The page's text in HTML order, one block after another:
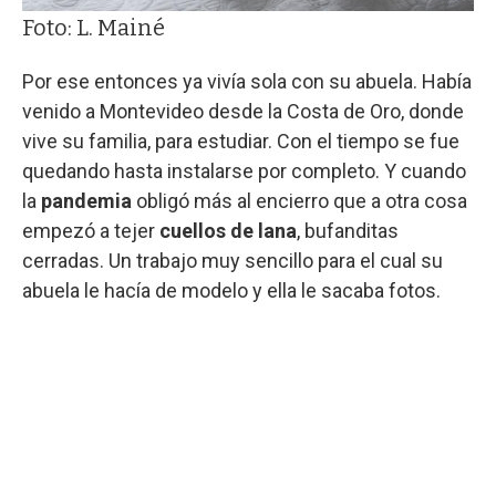
Foto: L. Mainé
Por ese entonces ya vivía sola con su abuela. Había
venido a Montevideo desde la Costa de Oro, donde
vive su familia, para estudiar. Con el tiempo se fue
quedando hasta instalarse por completo. Y cuando
la pandemia obligó más al encierro que a otra cosa
empezó a tejer cuellos de lana, bufanditas
cerradas. Un trabajo muy sencillo para el cual su
abuela le hacía de modelo y ella le sacaba fotos.